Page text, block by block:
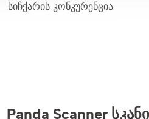
სიჩქარის კონკურენცია
Panda Scanner